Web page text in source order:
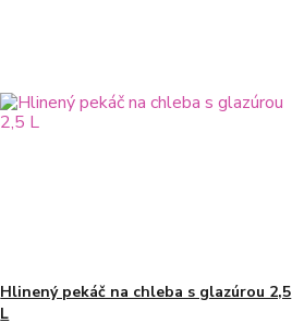
Hlinený pekáč na chleba s glazúrou 2,5
L